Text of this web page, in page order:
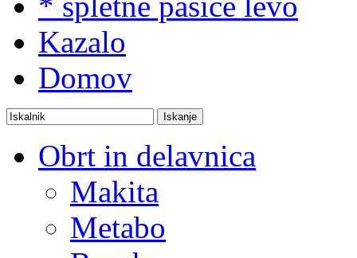
Kazalo
Domov
Obrt in delavnica
Makita
Metabo